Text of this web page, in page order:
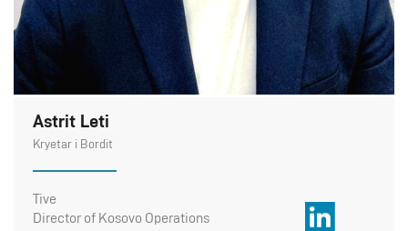
Astrit Leti
Kryetar i Bordit
Tive
Director of Kosovo Operations